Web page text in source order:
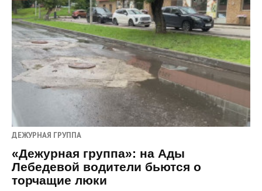
ДЕЖУРНАЯ ГРУППА
«Дежурная группа»: на Ады
Лебедевой водители бьются о
торчащие люки